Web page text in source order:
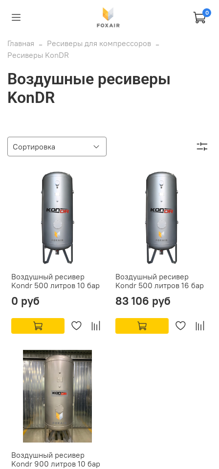
0
Главная
Ресиверы для компрессоров
Ресиверы KonDR
Воздушные ресиверы
KonDR
Воздушный ресивер
Kondr 500 литров 10 бар
0 руб
Воздушный ресивер
Kondr 500 литров 16 бар
83 106 руб
Воздушный ресивер
Kondr 900 литров 10 бар